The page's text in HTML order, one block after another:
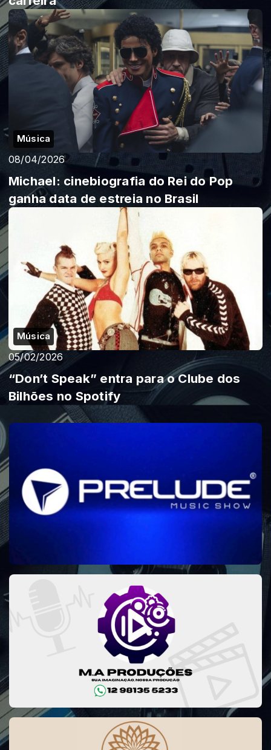
Música
08/04/2026
Michael: cinebiografia do Rei do Pop
ganha data de estreia no Brasil
Música
05/02/2026
“Don’t Speak” entra para o Clube dos
Bilhões no Spotify